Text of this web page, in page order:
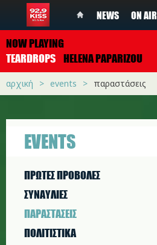
NEWS ON AIR
NOW PLAYING
TEARDROPS HELENA PAPARIZOU
αρχική events παραστάσεις
EVENTS
ΠΡΩΤΕΣ ΠΡΟΒΟΛΕΣ
ΣΥΝΑΥΛΙΕΣ
ΠΑΡΑΣΤAΣΕΙΣ
ΠΟΛΙΤΙΣΤΙΚA